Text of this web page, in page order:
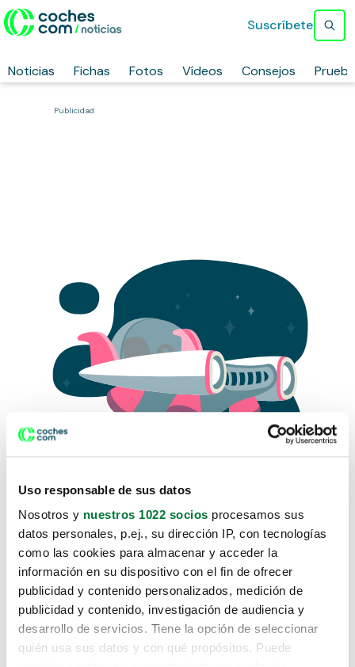
Uso responsable de sus datos
Nosotros y nuestros 1022 socios procesamos sus
datos personales, p.ej., su dirección IP, con tecnologías
como las cookies para almacenar y acceder la
información en su dispositivo con el fin de ofrecer
publicidad y contenido personalizados, medición de
publicidad y contenido, investigación de audiencia y
desarrollo de servicios. Tiene la opción de seleccionar
quién usa sus datos y con qué propósitos. Puede
Noticias Fichas Fotos Vídeos Consejos
Suscríbete
Publicidad
Lo sentimos, no sabemos como
te hemos traido hasta aquí.
Pero puedes encontrar el coche que estás
buscando en alguno de estos enlaces: